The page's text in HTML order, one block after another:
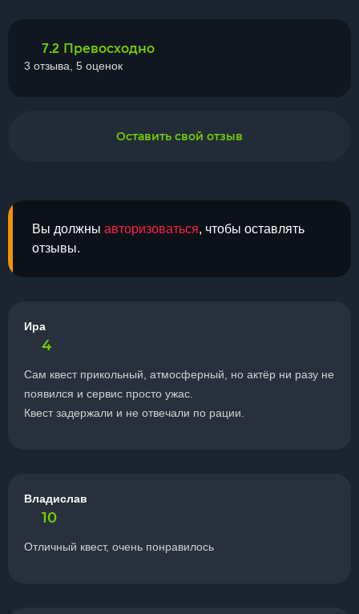
Вы должны авторизоваться, чтобы оставлять
отзывы.
Ира
4
Сам квест прикольный, атмосферный, но актёр ни разу не
появился и сервис просто ужас.
Квест задержали и не отвечали по рации.
Владислав
10
Отличный квест, очень понравилось
7.2 Превосходно
3 отзыва, 5 оценок
Оставить свой отзыв